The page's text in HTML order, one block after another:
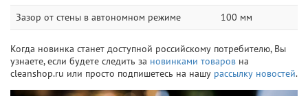
Зазор от стены в автономном режиме 100 мм
Когда новинка станет доступной российскому потребителю, Вы
узнаете, если будете следить за новинками товаров на
cleanshop.ru или просто подпишетесь на нашу рассылку новостей.